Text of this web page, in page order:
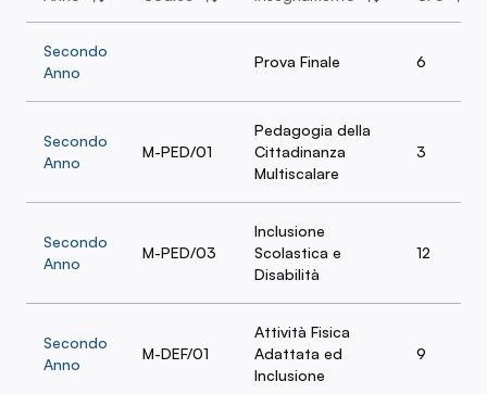
Secondo
Anno
Prova Finale 6
Secondo
Anno
M-PED/01
Pedagogia della
Cittadinanza
Multiscalare
3
Secondo
Anno
M-PED/03
Inclusione
Scolastica e
Disabilità
12
Secondo
Anno
M-DEF/01
Attività Fisica
Adattata ed
Inclusione
9